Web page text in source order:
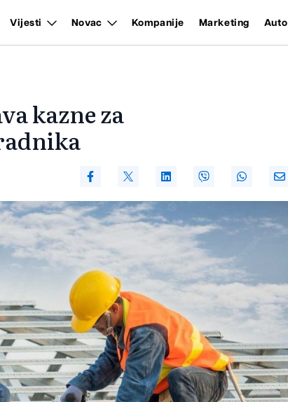
Vijesti Novac Kompanije Marketing Auto
kazne za